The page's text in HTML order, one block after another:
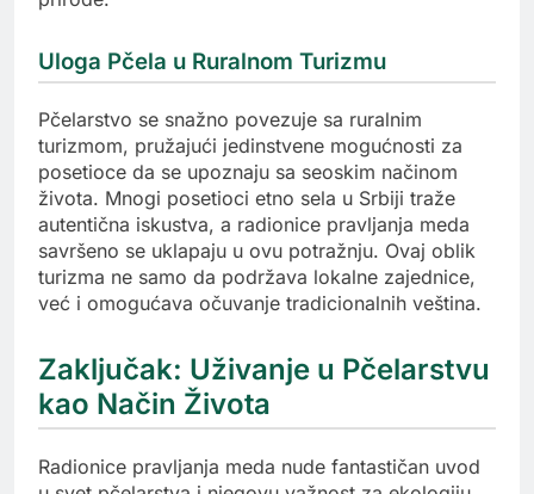
Uloga Pčela u Ruralnom Turizmu
Pčelarstvo se snažno povezuje sa ruralnim
turizmom, pružajući jedinstvene mogućnosti za
posetioce da se upoznaju sa seoskim načinom
života. Mnogi posetioci etno sela u Srbiji traže
autentična iskustva, a radionice pravljanja meda
savršeno se uklapaju u ovu potražnju. Ovaj oblik
turizma ne samo da podržava lokalne zajednice,
već i omogućava očuvanje tradicionalnih veština.
Zaključak: Uživanje u Pčelarstvu
kao Način Života
Radionice pravljanja meda nude fantastičan uvod